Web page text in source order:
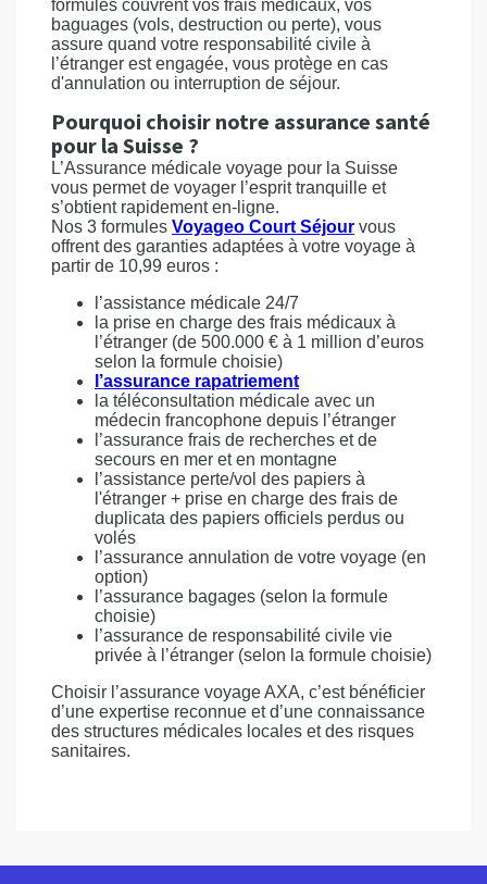
formules couvrent vos frais médicaux, vos
baguages (vols, destruction ou perte), vous
assure quand votre responsabilité civile à
l’étranger est engagée, vous protège en cas
d'annulation ou interruption de séjour.
Pourquoi choisir notre assurance santé
pour la Suisse ?
L’Assurance médicale voyage pour la Suisse
vous permet de voyager l’esprit tranquille et
s’obtient rapidement en-ligne.
Nos 3 formules Voyageo Court Séjour vous
offrent des garanties adaptées à votre voyage à
partir de 10,99 euros :
l’assistance médicale 24/7
la prise en charge des frais médicaux à
l’étranger (de 500.000 € à 1 million d’euros
selon la formule choisie)
l’assurance rapatriement
la téléconsultation médicale avec un
médecin francophone depuis l’étranger
l’assurance frais de recherches et de
secours en mer et en montagne
l’assistance perte/vol des papiers à
l'étranger + prise en charge des frais de
duplicata des papiers officiels perdus ou
volés
l’assurance annulation de votre voyage (en
option)
l’assurance bagages (selon la formule
choisie)
l’assurance de responsabilité civile vie
privée à l’étranger (selon la formule choisie)
Choisir l’assurance voyage AXA, c’est bénéficier
d’une expertise reconnue et d’une connaissance
des structures médicales locales et des risques
sanitaires.